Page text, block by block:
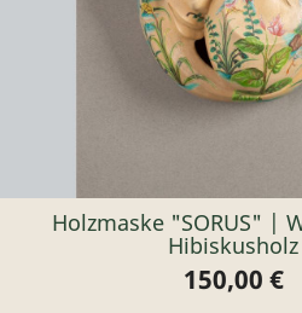
Holzmaske "SORUS" |
Hibiskusholz
Preis
150,00 €